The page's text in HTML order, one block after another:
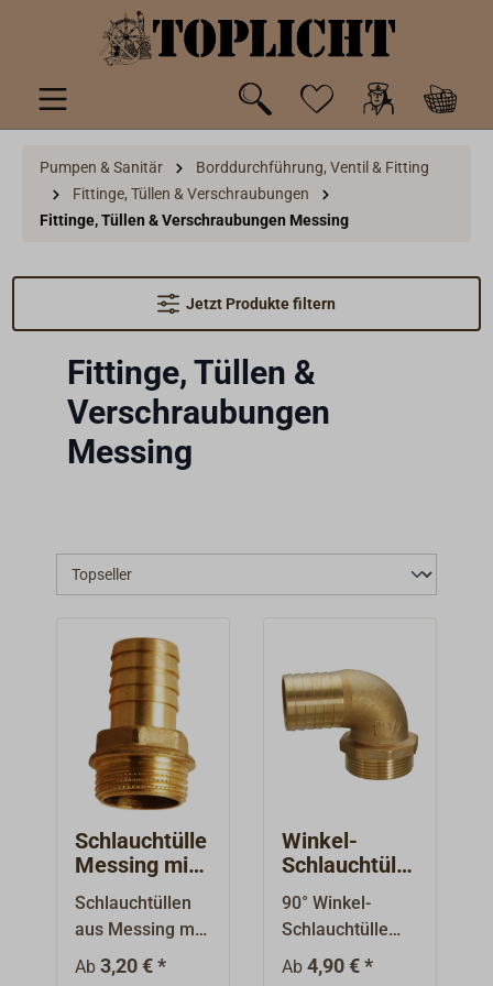
springen
Pumpen & Sanitär
Borddurchführung, Ventil & Fitting
Fittinge, Tüllen & Verschraubungen
Fittinge, Tüllen & Verschraubungen Messing
Jetzt Produkte filtern
Fittinge, Tüllen &
Verschraubungen
Messing
Schlauchtülle
Messing mit
Außengewind
e
Schlauchtüllen
aus Messing mit
Außengewinde
Ab3,20 € *
Winkel-
Schlauchtülle
90° Messing
mit
Außengewind
e
90° Winkel-
Schlauchtülle
aus Messing, mit
Ab 4,90 € *